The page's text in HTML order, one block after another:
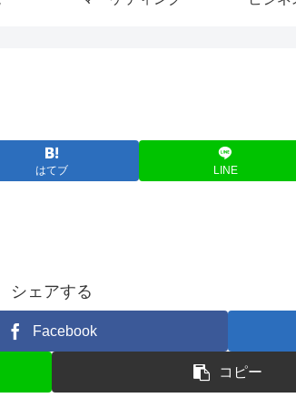
はてブ LINE
シェアする
Facebook
コピー